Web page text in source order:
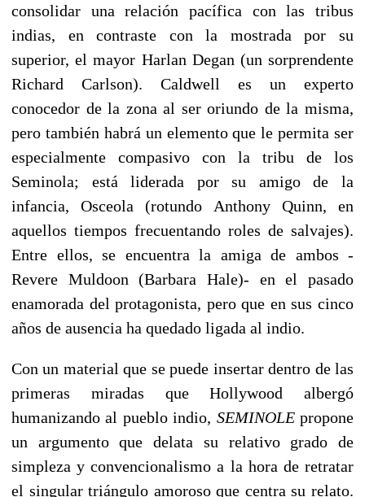
consolidar una relación pacífica con las tribus
indias, en contraste con la mostrada por su
superior, el mayor Harlan Degan (un sorprendente
Richard Carlson). Caldwell es un experto
conocedor de la zona al ser oriundo de la misma,
pero también habrá un elemento que le permita ser
especialmente compasivo con la tribu de los
Seminola; está liderada por su amigo de la
infancia, Osceola (rotundo Anthony Quinn, en
aquellos tiempos frecuentando roles de salvajes).
Entre ellos, se encuentra la amiga de ambos -
Revere Muldoon (Barbara Hale)- en el pasado
enamorada del protagonista, pero que en sus cinco
años de ausencia ha quedado ligada al indio.
Con un material que se puede insertar dentro de las
primeras miradas que Hollywood albergó
humanizando al pueblo indio, SEMINOLEpropone
un argumento que delata su relativo grado de
simpleza y convencionalismo a la hora de retratar
el singular triángulo amoroso que centra su relato.